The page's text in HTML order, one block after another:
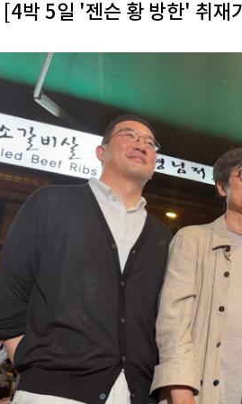
[4박 5일 '젠슨 황 방한' 취재